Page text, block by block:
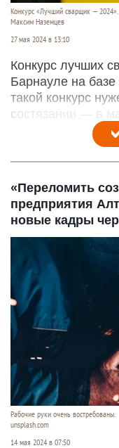
Конкурс «Лучший сварщик — 2024».
Максим Наземцев
27 мая 2024 в 13:10
Конкурс лучших
Барнауле на
такой конкурс
состязании — в
«Переломить
предприятия
новые кадры
Рабочие руки очень востребованы.
unsplash.com
14 мая 2024 в 07:50